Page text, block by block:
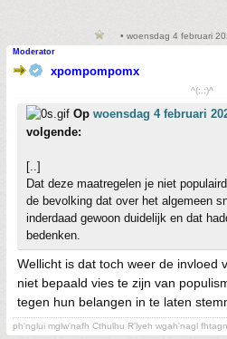
• woensdag 4 februari
Moderator
xpompompomx
^(;,;)^
Op woensdag 4 februari
volgende:
[..]
Dat deze maatregelen je niet
de bevolking dat over het algemeen
inderdaad gewoon duidelijk en dat
bedenken.
Wellicht is dat toch weer de invloed
niet bepaald vies te zijn van
tegen hun belangen in te laten
ph'nglui mglw'nafh Cthulhu R'lyeh wgah'nagl fhtagn